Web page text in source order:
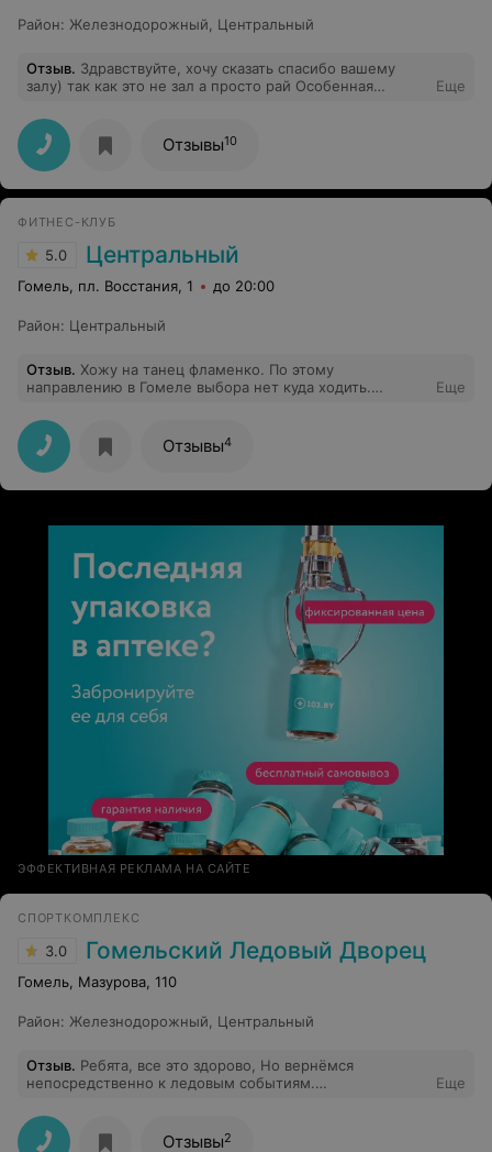
Район: Железнодорожный Центральный
Отзыв. Здравствуйте, хочу сказать спасибо вашему
залу) так как это не зал а просто рай Особенная
лучшие, кого я видел. Всегда помогут расскажут и
покажут, как и что делать. Так же благодарность
девушке которая сидит на Ресепшене!) Просто лучший
зал #luxGym! Удачи вам. Приходите не пожалеете!
Еще
Отзывы10
ФИТНЕС-КЛУБ
5.0 Центральный
Гомель, пл. Восстания, 1 до 20:00
Район: Центральный
Отзыв. Хожу на танец фламенко. По этому
направлению в Гомеле выбора нет куда ходить.
Занимаюсь уже несколько лет, всё устраивает.
Еще
Отзывы4
ЭФФЕКТИВНАЯ РЕКЛАМА НА САЙТЕ
СПОРТКОМПЛЕКС
3.0 Гомельский Ледовый Дворец
Гомель, Мазурова, 110
Район: Железнодорожный Центральный
Отзыв. Ребята, все это здорово, Но вернёмся
непосредственно к ледовым событиям.
Гомель . Атрибутика на уровне 0. В продаже шайба и
пару значков. Это не серьезно. Буду честен, в этом
Еще
Отзывы2